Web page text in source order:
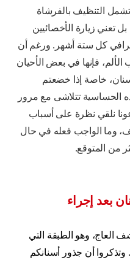
تشمل التنظيف بالفرشاة
تعني زيارة الأخصائيين
كل ستة أشهر. ورغم أن
الألم، فإنها في بعض الأحيان
خاصة إذا خضعتم
تتلاشى مع مرور
نلقي نظرة على أسباب
وما الواجب فعله في حال
من المتوقع.
بعد إجراء
العاج، وهو الطبقة التي
وتذكروا أن جذور أسنانكم